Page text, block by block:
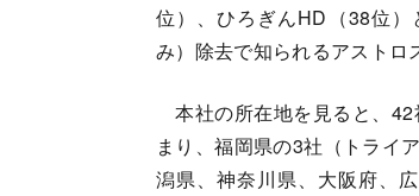
位）、ひろぎんHD（38位
み）除去で知られるアストロ
本社の所在地を見ると、
まり、福岡県の3社（トライ
潟県、神奈川県、大阪府、